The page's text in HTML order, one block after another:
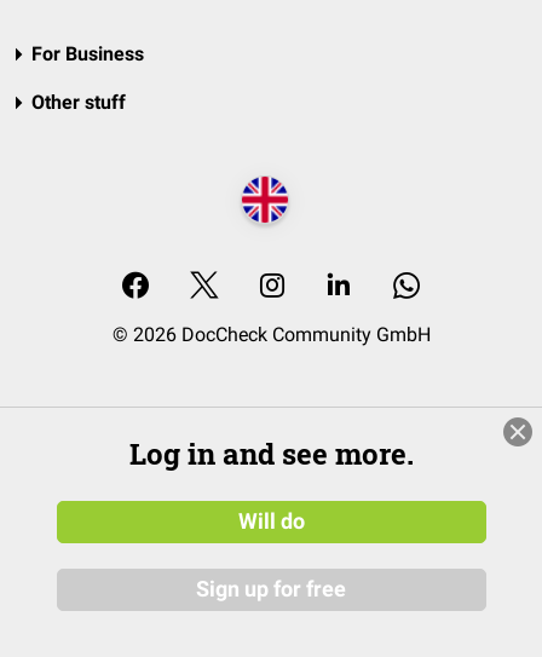
For Business
Other stuff
© 2026 DocCheck Community GmbH
Log in and see more.
Will do
Sign up for free